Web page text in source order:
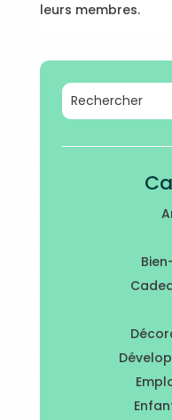
leurs membres.